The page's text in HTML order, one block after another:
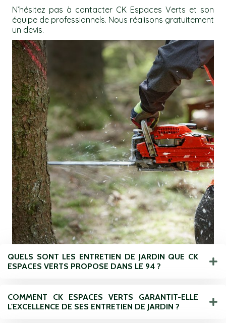
N’hésitez pas à contacter CK Espaces Verts et son
équipe de professionnels. Nous réalisons gratuitement
un devis.
QUELS SONT LES ENTRETIEN DE JARDIN QUE CK
ESPACES VERTS PROPOSE DANS LE 94 ?
COMMENT CK ESPACES VERTS GARANTIT-ELLE
L'EXCELLENCE DE SES ENTRETIEN DE JARDIN ?